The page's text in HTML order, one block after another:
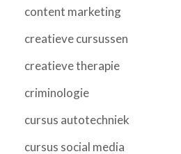
content marketing
creatieve cursussen
creatieve therapie
criminologie
cursus autotechniek
cursus social media